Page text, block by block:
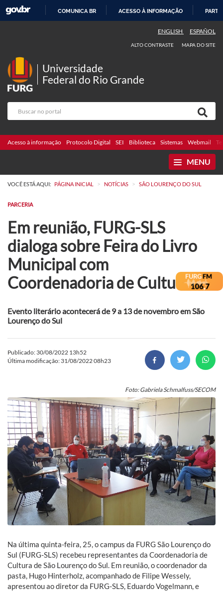
COMUNICA BR ACESSO À INFORMAÇÃO
ENGLISH ESPAÑOL
ALTO CONTRASTE MAPA DO SITE
Universidade
Federal do Rio Grande
Acesso à informação Protocolo Digital SEI Biblioteca Sistemas Webmail
MENU
VOCÊ ESTÁ AQUI: PÁGINA INICIAL > NOTÍCIAS > SÃO LOURENÇO DO SUL
PARCERIA
Em reunião, FURG-SLS
dialoga sobre Feira do Livro
Municipal com
Coordenadoria de Cultura
Evento literário acontecerá de 9 a 13 de novembro em São
Lourenço do Sul
Publicado: 30/08/2022 13h52
Última modificação: 31/08/2022 08h23
Foto: Gabriela Schmalfuss/SECOM
Na última quinta-feira, 25, o campus da FURG São Lourenço do
Sul (FURG-SLS) recebeu representantes da Coordenadoria de
Cultura de São Lourenço do Sul. Em reunião, o coordenador da
pasta, Hugo Hinterholz, acompanhado de Filipe Wessely,
apresentou ao diretor da FURG-SLS, Eduardo Vogelmann, e